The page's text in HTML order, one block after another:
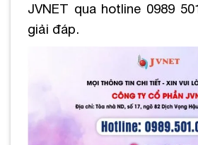
JVNET qua hotline 0989
giải đáp.